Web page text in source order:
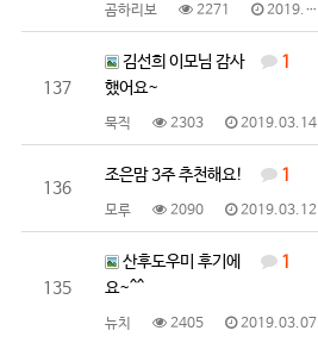
곰하리보 2271 2019.03.14
137
1
김선희 이모님 감사
했어요~
묵직 2303 2019.03.14
136
1
조은맘 3주 추천해요!
모루 2090 2019.03.12
135
1
산후도우미 후기에
요~^^
뉴치 2405 2019.03.07